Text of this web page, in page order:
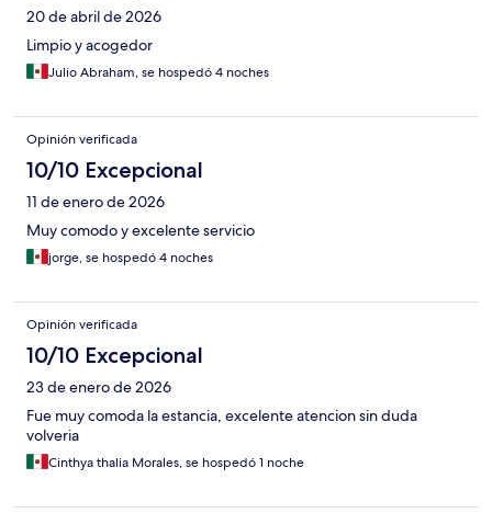
20 de abril de 2026
Limpio y acogedor
Julio Abraham, se hospedó 4 noches
Opinión verificada
10/10 Excepcional
11 de enero de 2026
Muy comodo y excelente servicio
jorge, se hospedó 4 noches
Opinión verificada
10/10 Excepcional
23 de enero de 2026
Fue muy comoda la estancia, excelente atencion sin duda
volveria
Cinthya thalia Morales, se hospedó 1 noche